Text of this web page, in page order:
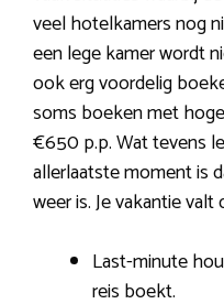
veel hotelkamers nog
een lege kamer wordt
ook erg voordelig
soms boeken met
€650 p.p. Wat tevens
allerlaatste moment is
weer is. Je vakantie
Last-minute
reis boekt.